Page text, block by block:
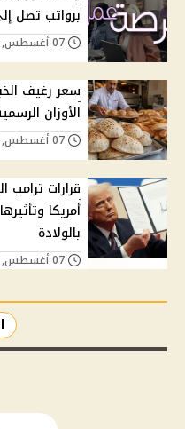
برواتب تصل إلى 16 ألف جنيه في 9
الأوزان
قرارات
أمريكا
بالولادة